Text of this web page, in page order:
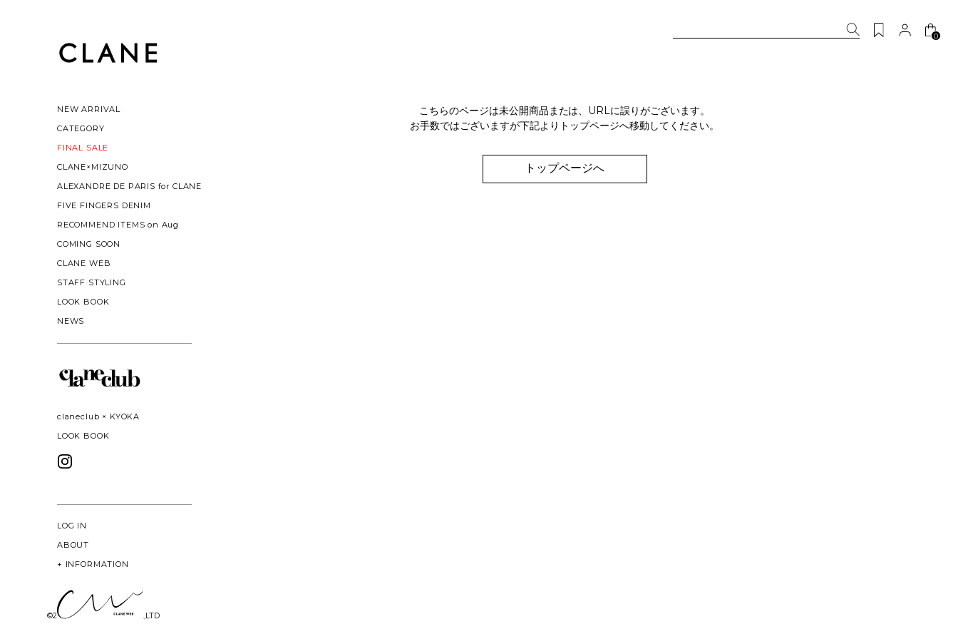
NEW ARRIVAL
CATEGORY
FINAL SALE
CLANE×MIZUNO
ALEXANDRE DE PARIS for CLANE
FIVE FINGERS DENIM
RECOMMEND ITEMS on Aug
COMING SOON
CLANE WEB
STAFF STYLING
LOOK BOOK
NEWS
claneclub × KYOKA
LOOK BOOK
LOG IN
ABOUT
+ INFORMATION
0
こちらのページは未公開商品または、URLに誤りがございます。
お手数ではございますが下記よりトップページへ移動してください。
トップページへ
©2026 CLANE DESIGN CO.,LTD